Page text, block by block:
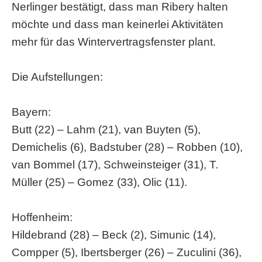
Nerlinger bestätigt, dass man Ribery halten
möchte und dass man keinerlei Aktivitäten
mehr für das Wintervertragsfenster plant.
Die Aufstellungen:
Bayern:
Butt (22) – Lahm (21), van Buyten (5),
Demichelis (6), Badstuber (28) – Robben (10),
van Bommel (17), Schweinsteiger (31), T.
Müller (25) – Gomez (33), Olic (11).
Hoffenheim:
Hildebrand (28) – Beck (2), Simunic (14),
Compper (5), Ibertsberger (26) – Zuculini (36),